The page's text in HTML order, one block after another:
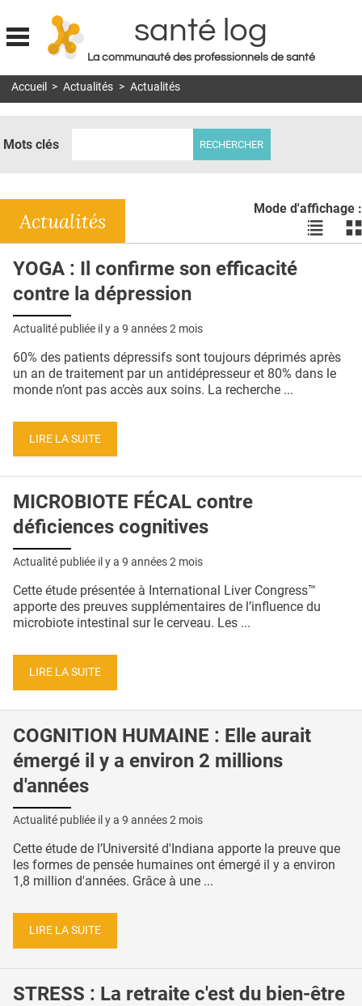
Jump to navigation
santé log
La communauté des professionnels de santé
MON COMPTE
DOSSIERS
RÉSEAUX
E-REVUE SAD
QUI SOMMES-NOUS ?
CONDITIONS GÉNÉRALES
CRÉDITS
Accueil > Actualités > Actualités
Mots clés
Mode d'affichage :
Voir
les
les
Actualités
YOGA : Il confirme son efficacité
contre la dépression
Actualité publiée il y a 9 années 2 mois
60% des patients dépressifs sont toujours déprimés après
un an de traitement par un antidépresseur et 80% dans le
monde n’ont pas accès aux soins. La recherche ...
LIRE LA SUITE
MICROBIOTE FÉCAL contre
déficiences cognitives
Actualité publiée il y a 9 années 2 mois
Cette étude présentée à International Liver Congress™
apporte des preuves supplémentaires de l’influence du
microbiote intestinal sur le cerveau. Les ...
LIRE LA SUITE
COGNITION HUMAINE : Elle aurait
émergé il y a environ 2 millions
d'années
Actualité publiée il y a 9 années 2 mois
Cette étude de l’Université d'Indiana apporte la preuve que
les formes de pensée humaines ont émergé il y a environ
1,8 million d'années. Grâce à une ...
LIRE LA SUITE
STRESS : La retraite c'est du bien-être